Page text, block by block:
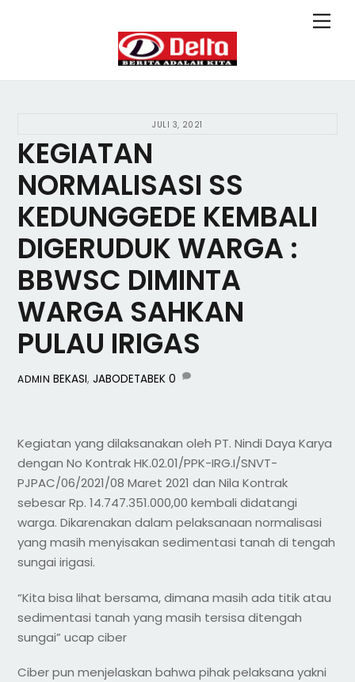
JULI 3, 2021
KEGIATAN
NORMALISASI SS
KEDUNGGEDE KEMBALI
DIGERUDUK WARGA :
BBWSC DIMINTA
WARGA SAHKAN
PULAU IRIGAS
ADMIN BEKASI,JABODETABEK 0
Kegiatan yang dilaksanakan oleh PT. Nindi Daya Karya
dengan No Kontrak HK.02.01/PPK-IRG.I/SNVT-
PJPAC/06/2021/08 Maret 2021 dan Nila Kontrak
sebesar Rp. 14.747.351.000,00 kembali didatangi
warga. Dikarenakan dalam pelaksanaan normalisasi
yang masih menyisakan sedimentasi tanah di tengah
sungai irigasi.
“Kita bisa lihat bersama, dimana masih ada titik atau
sedimentasi tanah yang masih tersisa ditengah
sungai” ucap ciber
Ciber pun menjelaskan bahwa pihak pelaksana yakni
To
Top